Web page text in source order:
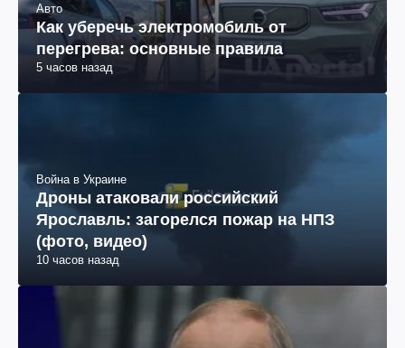
Авто
Как уберечь электромобиль от
перегрева: основные правила
5 часов назад
Война в Украине
Дроны атаковали российский
Ярославль: загорелся пожар на НПЗ
(фото, видео)
10 часов назад